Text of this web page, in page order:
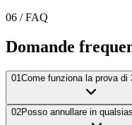
06 / FAQ
Domande
01Come funziona la prova di
02Posso annullare in